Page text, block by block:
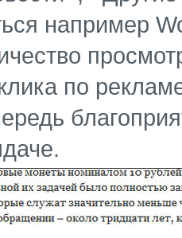
например
по